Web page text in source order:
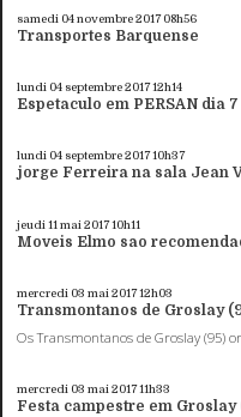
samedi 04novembre 2017 08h56
Transportes Barquense
lundi 04 septembre 201712h14
Espetaculo em PERSAN dia
lundi 04 septembre 201710h37
jorge Ferreira na sala Jean
jeudi 11 mai 201710h11
Moveis Elmo sao
mercredi 03 mai 201712h03
Transmontanos de Groslay
Os Transmontanos de Groslay (95)
mercredi 03 mai 201711h33
Festa campestre em Groslay